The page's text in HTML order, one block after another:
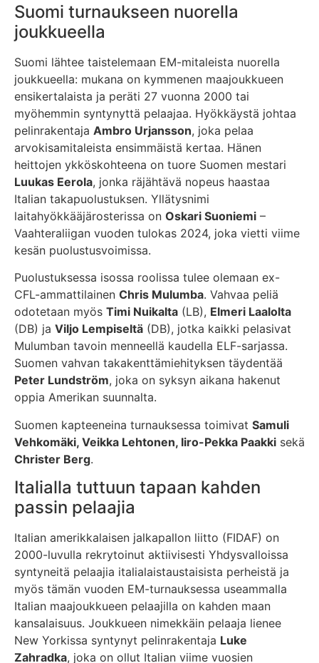
Suomi turnaukseen nuorella
joukkueella
Suomi lähtee taistelemaan EM-mitaleista nuorella
joukkueella: mukana on kymmenen maajoukkueen
ensikertalaista ja peräti 27 vuonna 2000 tai
myöhemmin syntynyttä pelaajaa. Hyökkäystä johtaa
pelinrakentaja Ambro Urjansson, joka pelaa
arvokisamitaleista ensimmäistä kertaa. Hänen
heittojen ykköskohteena on tuore Suomen mestari
Luukas Eerola, jonka räjähtävä nopeus haastaa
Italian takapuolustuksen. Yllätysnimi
laitahyökkääjärosterissa on Oskari Suoniemi –
Vaahteraliigan vuoden tulokas 2024, joka vietti viime
kesän puolustusvoimissa.
Puolustuksessa isossa roolissa tulee olemaan ex-
CFL-ammattilainen Chris Mulumba. Vahvaa peliä
odotetaan myös Timi Nuikalta (LB), Elmeri Laalolta
(DB) ja Viljo Lempiseltä (DB), jotka kaikki pelasivat
Mulumban tavoin menneellä kaudella ELF-sarjassa.
Suomen vahvan takakenttämiehityksen täydentää
Peter Lundström, joka on syksyn aikana hakenut
oppia Amerikan suunnalta.
Suomen kapteeneina turnauksessa toimivat Samuli
Vehkomäki, Veikka Lehtonen, Iiro-Pekka Paakki sekä
Christer Berg.
Italialla tuttuun tapaan kahden
passin pelaajia
Italian amerikkalaisen jalkapallon liitto (FIDAF) on
2000-luvulla rekrytoinut aktiivisesti Yhdysvalloissa
syntyneitä pelaajia italialaistaustaisista perheistä ja
myös tämän vuoden EM-turnauksessa useammalla
Italian maajoukkueen pelaajilla on kahden maan
kansalaisuus. Joukkueen nimekkäin pelaaja lienee
New Yorkissa syntynyt pelinrakentaja Luke
Zahradka, joka on ollut Italian viime vuosien